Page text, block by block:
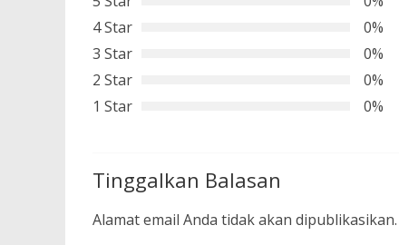
4 Star
0%
3 Star
0%
2 Star
0%
1 Star
0%
Tinggalkan Balasan
Alamat email Anda tidak akan dipublikasikan.